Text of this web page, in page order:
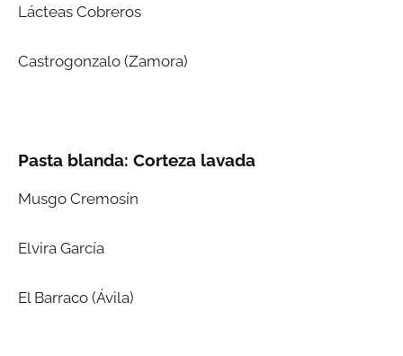
Lácteas Cobreros
Castrogonzalo (Zamora)
Pasta blanda: Corteza lavada
Musgo Cremosín
Elvira García
El Barraco (Ávila)